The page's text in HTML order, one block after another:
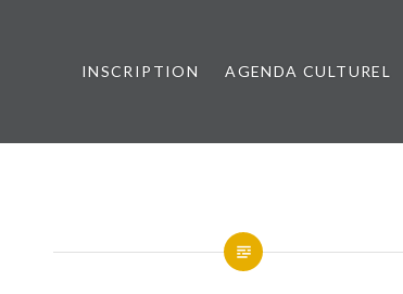
Métropole
INSCRIPTION AGENDA CULTUREL